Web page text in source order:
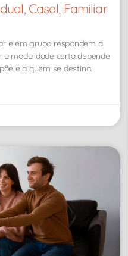
Casal, Familiar
e em grupo respondem a
a modalidade certa depende
e a quem se destina.